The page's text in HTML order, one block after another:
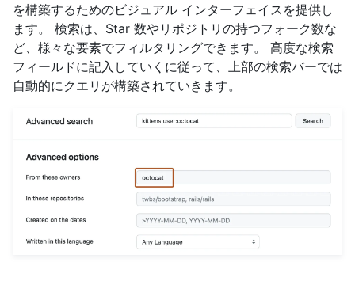
を構築するためのビジュアル インターフェイスを提供し
ます。 検索は、Star 数やリポジトリの持つフォーク数な
ど、様々な要素でフィルタリングできます。 高度な検索
フィールドに記入していくに従って、上部の検索バーでは
自動的にクエリが構築されていきます。